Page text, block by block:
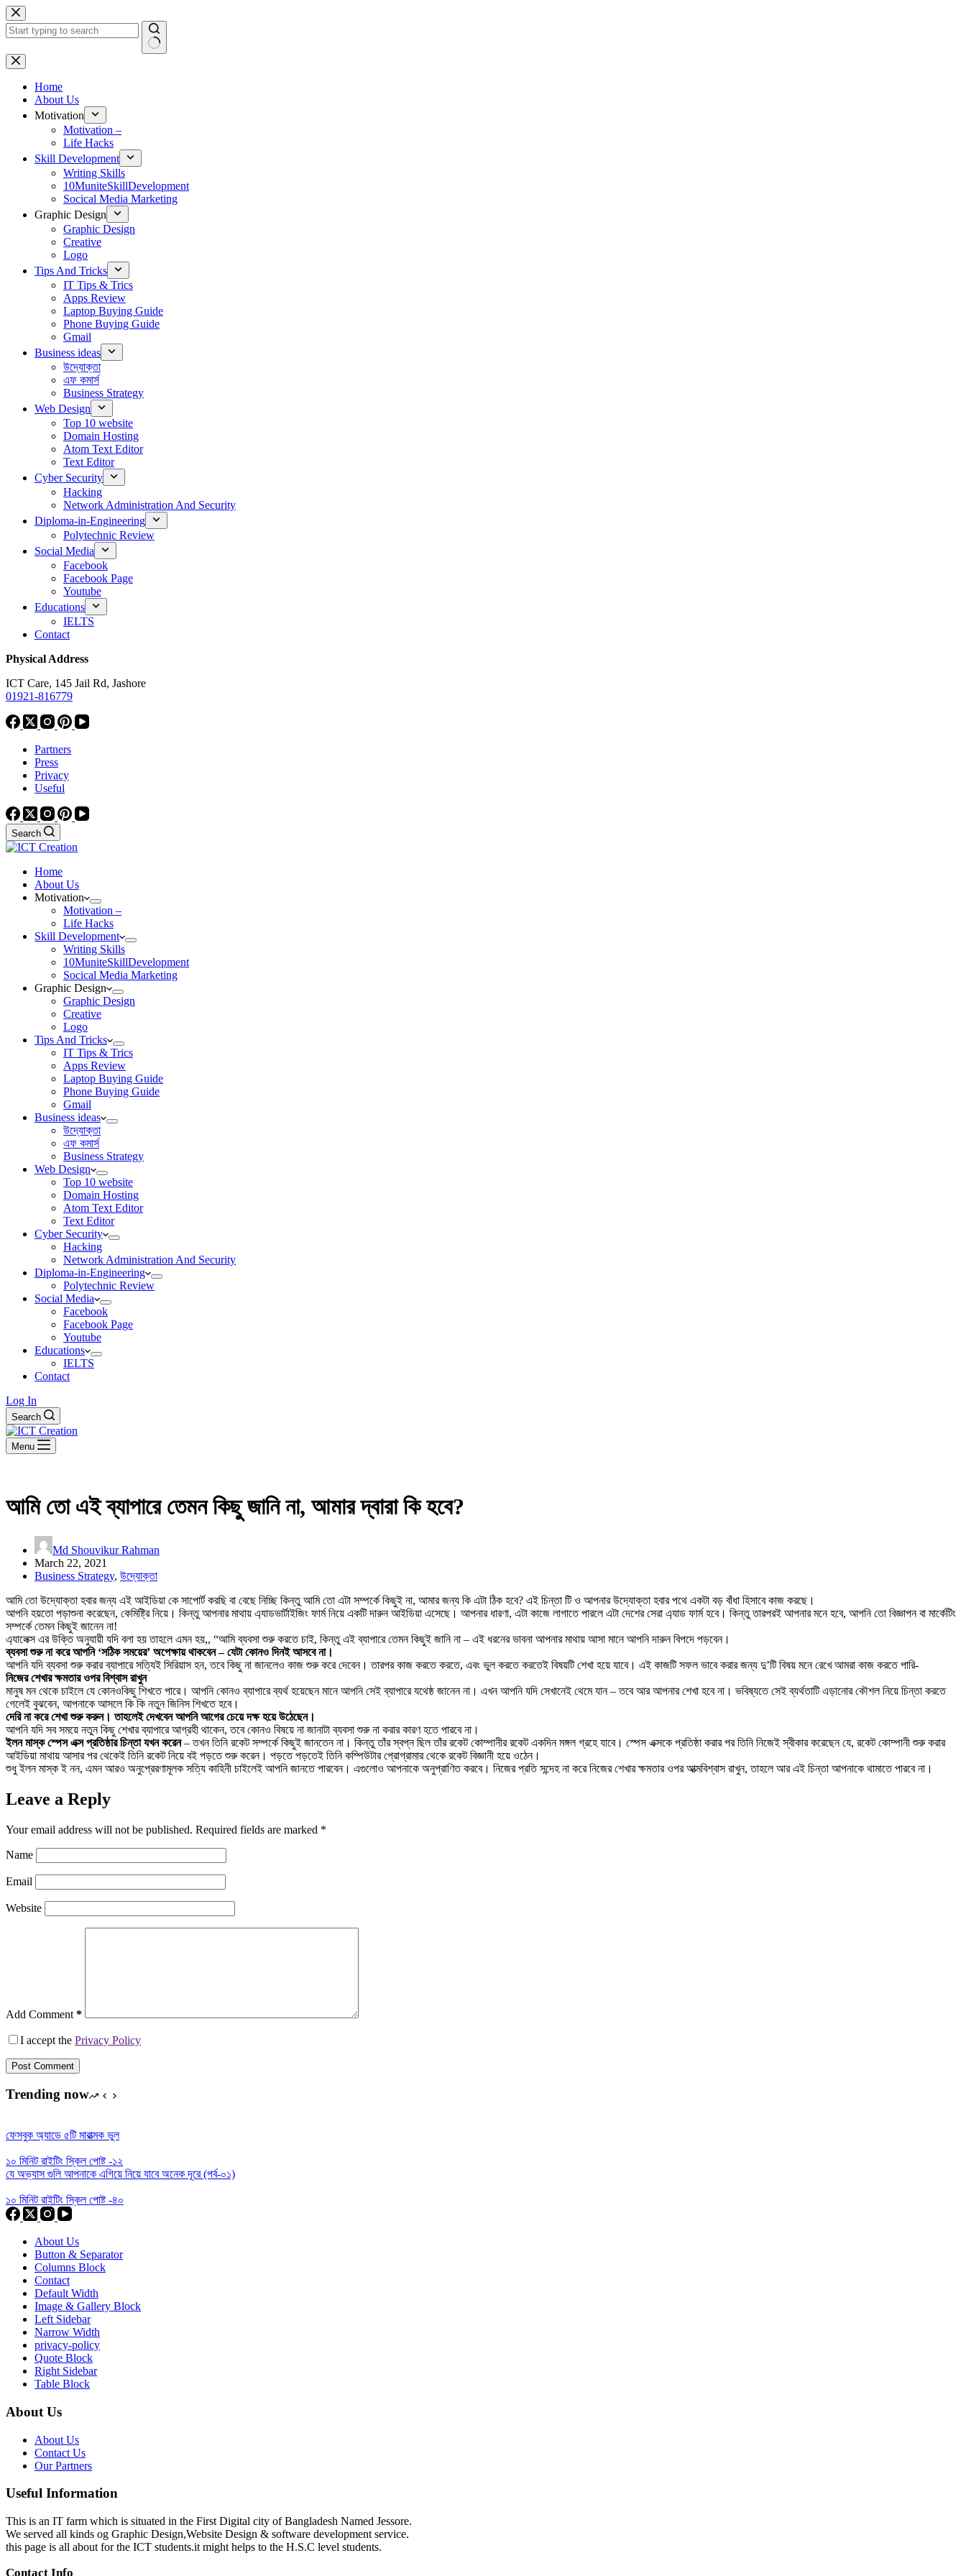
Skip
to
content
No
results
Home
About Us
Motivation
Motivation –
Life Hacks
Skill Development
Writing Skills
10MuniteSkillDevelopment
Socical Media Marketing
Graphic Design
Graphic Design
Creative
Logo
Tips And Tricks
IT Tips & Trics
Apps Review
Laptop Buying Guide
Phone Buying Guide
Gmail
Business ideas
উদ্যোক্তা
এফ কমার্স
Business Strategy
Web Design
Top 10 website
Domain Hosting
Atom Text Editor
Text Editor
Cyber Security
Hacking
Network Administration And Security
Diploma-in-Engineering
Polytechnic Review
Social Media
Facebook
Facebook Page
Youtube
Educations
IELTS
Contact
Physical Address
ICT Care, 145 Jail Rd, Jashore
01921-816779
Partners
Press
Privacy
Useful
Search
Home
About Us
Motivation
Motivation –
Life Hacks
Skill Development
Writing Skills
10MuniteSkillDevelopment
Socical Media Marketing
Graphic Design
Graphic Design
Creative
Logo
Tips And Tricks
IT Tips & Trics
Apps Review
Laptop Buying Guide
Phone Buying Guide
Gmail
Business ideas
উদ্যোক্তা
এফ কমার্স
Business Strategy
Web Design
Top 10 website
Domain Hosting
Atom Text Editor
Text Editor
Cyber Security
Hacking
Network Administration And Security
Diploma-in-Engineering
Polytechnic Review
Social Media
Facebook
Facebook Page
Youtube
Educations
IELTS
Contact
Log In
Search
Menu
আমি তো এই ব্যাপারে তেমন কিছু জানি না, আমার দ্বারা কি হবে?
Md Shouvikur Rahman
March 22, 2021
Business Strategy, উদ্যোক্তা
আমি তো উদ্যোক্তা হবার জন্য এই আইডিয়া কে সাপোর্ট করছি বা বেছে নিচ্ছি কিন্তু আমি তো এটা সম্পর্কে কিছুই না, আমার জন্য কি এটা ঠিক হবে? এই চিন্তা টি ও আপনার উদ্যোক্তা হবার পথে একটা বড় বাঁধা হিসাবে কাজ করছে।
আপনি হয়তো পড়াশুনা করেছেন, কেমিষ্ট্রি নিয়ে। কিন্তু আপনার মাথায় এ্যাডভার্টাইজিং ফার্ম নিয়ে একটি দারুন আইডিয়া এসেছে। আপনার ধারণা, এটা কাজে লাগাতে পারলে এটা দেশের সেরা এ্যাড ফার্ম হবে। কিন্তু তারপরই আপনার মনে হবে, আপনি তো বিজ্ঞাপন বা মার্কেটিং
সম্পর্কে তেমন কিছুই জানেন না!
এ্যালেক্স এর উক্তি অনুযায়ী যদি বলা হয় তাহলে এমন হয়,, “আমি ব্যবসা শুরু করতে চাই, কিন্তু এই ব্যাপারে তেমন কিছুই জানি না – এই ধরনের ভাবনা আপনার মাথায় আসা মানে আপনি দারুন বিপদে পড়বেন।
ব্যবসা শুরু না করে আপনি ‘সঠিক সময়ের’ অপেক্ষায় থাকবেন – যেটা কোনও দিনই আসবে না।
আপনি যদি ব্যবসা শুরু করার ব্যাপারে সত্যিই সিরিয়াস হন, তবে কিছু না জানলেও কাজ শুরু করে দেবেন। তারপর কাজ করতে করতে, এবং ভুল করতে করতেই বিষয়টি শেখা হয়ে যাবে। এই কাজটি সফল ভাবে করার জন্য দু’টি বিষয় মনে রেখে আমরা কাজ করতে পারি-
নিজের শেখার ক্ষমতার ওপর বিশ্বাস রাখুন
মানুষ মন থেকে চাইলে যে কোনওকিছু শিখতে পারে। আপনি কোনও ব্যাপারে ব্যর্থ হয়েছেন মানে আপনি সেই ব্যাপারে যথেষ্ঠ জানেন না। এখন আপনি যদি সেখানেই থেমে যান – তবে আর আপনার শেখা হবে না। ভবিষ্যতে সেই ব্যর্থতাটি এড়ানোর কৌশল নিয়ে চিন্তা করতে
গেলেই বুঝবেন, আপনাকে আসলে কি কি নতুন জিনিস শিখতে হবে।
দেরি না করে শেখা শুরু করুন। তাহলেই দেখবেন আপনি আগের চেয়ে দক্ষ হয়ে উঠেছেন।
আপনি যদি সব সময়ে নতুন কিছু শেখার ব্যাপারে আগ্রহী থাকেন, তবে কোনও বিষয়ে না জানাটা ব্যবসা শুরু না করার কারণ হতে পারবে না।
ইলন মাস্ক স্পেস এক্স প্রতিষ্ঠার চিন্তা যখন করেন– তখন তিনি রকেট সম্পর্কে কিছুই জানতেন না। কিন্তু তাঁর স্বপ্ন ছিল তাঁর রকেট কোম্পানীর রকেট একদিন মঙ্গল গ্রহে যাবে। স্পেস এক্সকে প্রতিষ্ঠা করার পর তিনি নিজেই স্বীকার করেছেন যে, রকেট কোম্পানী শুরু করার
আইডিয়া মাথায় আসার পর থেকেই তিনি রকেট নিয়ে বই পড়তে শুরু করেন। পড়তে পড়তেই তিনি কম্পিউটার প্রোগ্রামার থেকে রকেট বিজ্ঞানী হয়ে ওঠেন।
শুধু ইলন মাস্ক ই নন, এমন আরও অনুপ্রেরণামূলক সত্যি কাহিনী চাইলেই আপনি জানতে পারবেন। এগুলোও আপনাকে অনুপ্রাণিত করবে। নিজের প্রতি সন্দেহ না করে নিজের শেখার ক্ষমতার ওপর আত্মবিশ্বাস রাখুন, তাহলে আর এই চিন্তা আপনাকে থামাতে পারবে না।
Leave a Reply
Your email address will not be published. Required fields are marked *
Name
Email
Website
Add Comment *
I accept the Privacy Policy
Post Comment
Trending now
ফেসবুক অ্যাডে ৫টি মারাত্মক ভুল
১০ মিনিট রাইটিং স্কিল পোষ্ট -১২
যে অভ্যাস গুলি আপনাকে এগিয়ে নিয়ে যাবে অনেক দূরে (পর্ব-০১)
১০ মিনিট রাইটিং স্কিল পোষ্ট -৪০
About Us
Button & Separator
Columns Block
Contact
Default Width
Image & Gallery Block
Left Sidebar
Narrow Width
privacy-policy
Quote Block
Right Sidebar
Table Block
About Us
About Us
Contact Us
Our Partners
Useful Information
This is an IT farm which is situated in the First Digital city of Bangladesh Named Jessore.
We served all kinds og Graphic Design,Website Design & software development service.
this page is all about for the ICT students.it might helps to the H.S.C level students.
Contact Info